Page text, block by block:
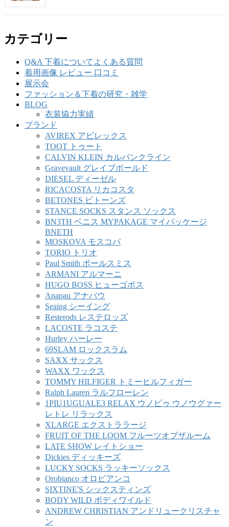
カテゴリー
Q&A 下着についてよくある質問
着用画像 レビュー 口コミ
展示会
ファッション＆下着の研究・雑学
BLOG
衣装協力実績
ブランド
AVIREX アビレックス
TOOT トゥート
CALVIN KLEIN カルバンクライン
Gravevault グレイブボールド
DIESEL ディーゼル
RICACOSTA リカコスタ
BETONES ビトーンズ
STANCE SOCKS スタンス ソックス
BN3TH ベニス MYPAKAGE マイパッケージ
BNETH
MOSKOVA モスコバ
TORIO トリオ
Paul Smith ポールスミス
ARMANI アルマーニ
HUGO BOSS ヒューゴボス
Anapau アナパウ
Seaing シーイング
Resterods レステロッズ
LACOSTE ラコステ
Hurley ハーレー
69SLAM ロックスラム
SAXX サックス
WAXX ワックス
TOMMY HILFIGER トミーヒルフィガー
Ralph Lauren ラルフローレン
1PIU1UGUALE3 RELAX ウノピゥ ウノウグァー
レトレ リラックス
XLARGE エクストララージ
FRUIT OF THE LOOM フルーツオブザルーム
LATE SHOW レイトショー
Dickies ディッキーズ
LUCKY SOCKS ラッキーソックス
Orobianco オロビアンコ
SIXTINE'S シックスティンズ
BODY WILD ボディワイルド
ANDREW CHRISTIAN アンドリュークリスチャ
ン